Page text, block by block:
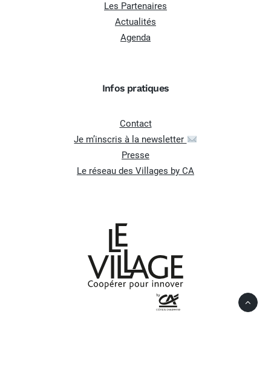
Les Partenaires
Actualités
Agenda
Infos pratiques
Contact
Je m’inscris à la newsletter
Presse
Le réseau des Villages by CA